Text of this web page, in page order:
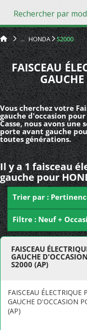
Rechercher
HONDA S2000
FAISCEAU
Vous cherchez votre
gauche d'occasion pour
Casse, nous avons
porte avant gauche
toutes générations.
Il y a 1 faisceau
gauche pour
Trier par :
Filtre : Neuf +
FAISCEAU
GAUCHE
S2000 (AP)
FAISCEAU ÉLECTRIQUE
GAUCHE D'OCCASION
(AP)